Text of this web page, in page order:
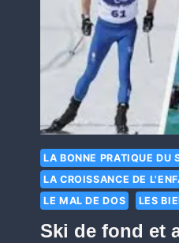
LA BONNE PRATIQUE DU
LA CROISSANCE DE
LE MAL DE DOS
LES
Ski de fond et